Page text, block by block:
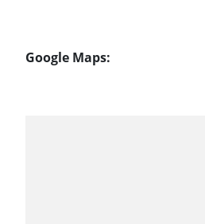
Google Maps: